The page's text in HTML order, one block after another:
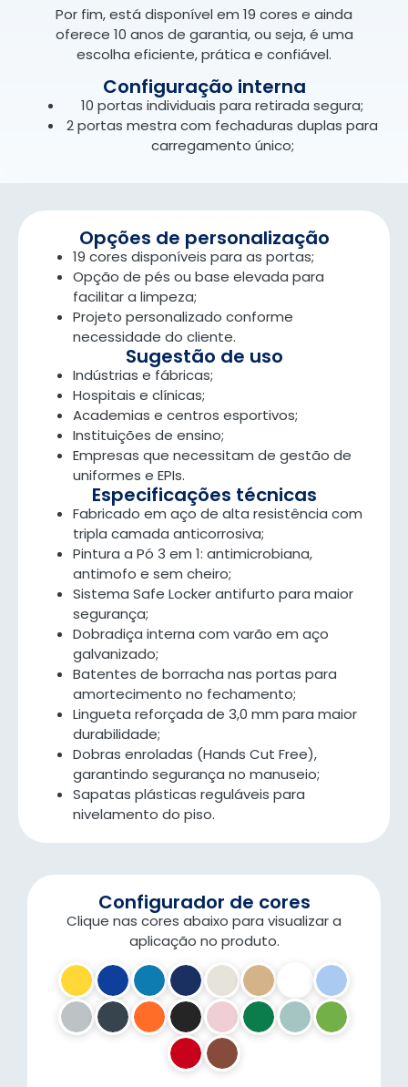
Por fim, está disponível em 19 cores e ainda
oferece 10 anos de garantia, ou seja, é uma
escolha eficiente, prática e confiável.
Configuração interna
10 portas individuais para retirada segura;
2 portas mestra com fechaduras duplas para
carregamento único;
Opções de personalização
19 cores disponíveis para as portas;
Opção de pés ou base elevada para
facilitar a limpeza;
Projeto personalizado conforme
necessidade do cliente.
Sugestão de uso
Indústrias e fábricas;
Hospitais e clínicas;
Academias e centros esportivos;
Instituições de ensino;
Empresas que necessitam de gestão de
uniformes e EPIs.
Especificações técnicas
Fabricado em aço de alta resistência com
tripla camada anticorrosiva;
Pintura a Pó 3 em 1: antimicrobiana,
antimofo e sem cheiro;
Sistema Safe Locker antifurto para maior
segurança;
Dobradiça interna com varão em aço
galvanizado;
Batentes de borracha nas portas para
amortecimento no fechamento;
Lingueta reforçada de 3,0 mm para maior
durabilidade;
Dobras enroladas (Hands Cut Free),
garantindo segurança no manuseio;
Sapatas plásticas reguláveis para
nivelamento do piso.
Configurador de cores
Clique nas cores abaixo para visualizar a
aplicação no produto.